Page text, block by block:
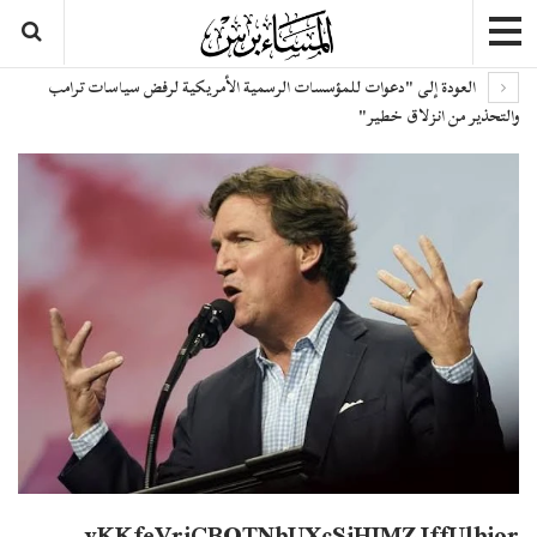
العودة إلى "دعوات للمؤسسات الرسمية الأمريكية لرفض سياسات ترامب
والتحذير من انزلاق خطير"